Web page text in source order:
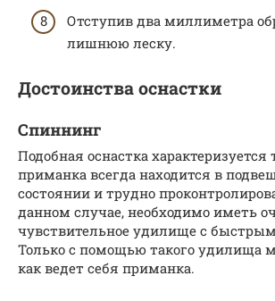
Отступив два миллиметра
лишнюю леску.
Достоинства оснастки
Спиннинг
Подобная оснастка характеризуется
приманка всегда находится в
состоянии и трудно
данном случае, необходимо иметь
чувствительное удилище с
Только с помощью такого удилища
как ведет себя приманка.